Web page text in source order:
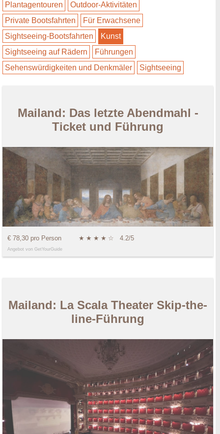
Plantagentouren
Outdoor-Aktivitäten
Private Bootsfahrten
Für Erwachsene
Sightseeing-Bootsfahrten
Kunst
Sightseeing auf Rädern
Führungen
Sehenswürdigkeiten und Denkmäler
Sightseeing
Mailand: Das letzte Abendmahl -
Ticket und Führung
€ 78,30 pro Person ★ ★ ★ ★ ☆ 4.2/5
Angebot von GetYourGuide
Mailand: La Scala Theater Skip-the-
line-Führung